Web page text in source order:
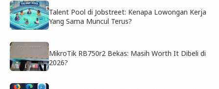
Talent Pool di Jobstreet: Kenapa Lowongan Kerja
Yang Sama Muncul Terus?
MikroTik RB750r2 Bekas: Masih Worth It Dibeli di
2026?